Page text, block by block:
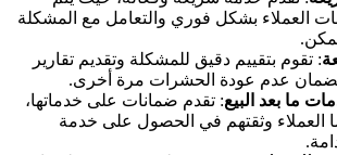
العملاء بشكل فوري والتعامل مع المشكلة
: تقوم بتقييم دقيق للمشكلة وتقديم تقارير
عدم عودة الحشرات مرة أخرى.
ما بعد البيع: تقدم ضمانات على خدماتها،
وثقتهم في الحصول على خدمة